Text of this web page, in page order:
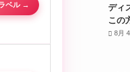
ベル →
ディ
この
8月